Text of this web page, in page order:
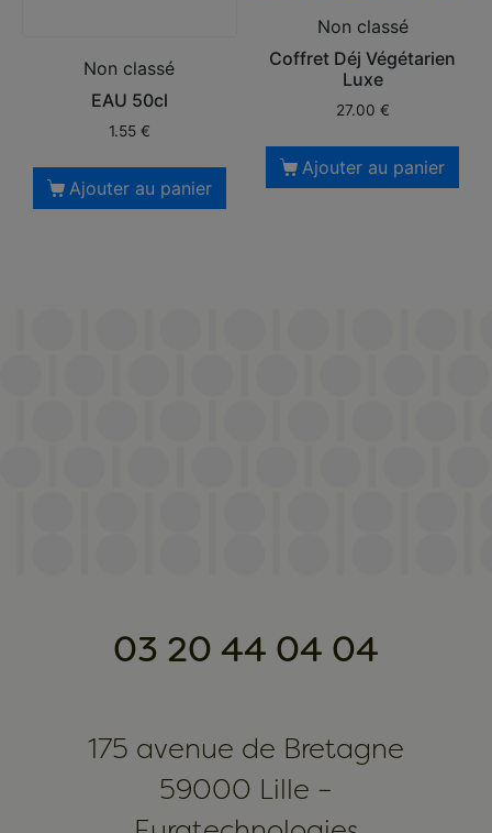
Non classé
EAU 50cl
1.55 €
Ajouter au panier
Non classé
Coffret Déj Végétarien
Luxe
27.00 €
Ajouter au panier
03 20 44 04 04
175 avenue de Bretagne
59000 Lille –